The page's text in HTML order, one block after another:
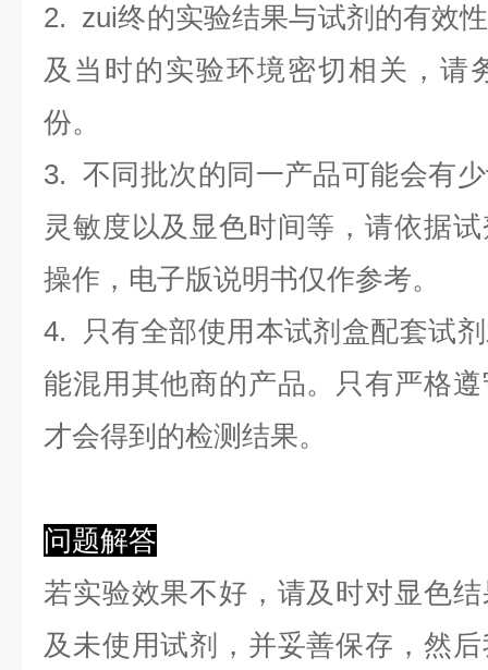
2. zui终的实验结果与试剂的有效
及当时的实验环境密切相关，请
份。
3. 不同批次的同一产品可能会有
灵敏度以及显色时间等，请依据
操作，电子版说明书仅作参考。
4. 只有全部使用本试剂盒配套试
能混用其他商的产品。只有严格
才会得到的检测结果。
问题解答
若实验效果不好，请及时对显色
及未使用试剂，并妥善保存，然